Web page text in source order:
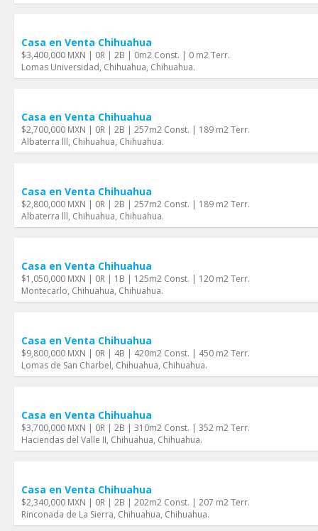
Casa en Venta Chihuahua
$3,400,000 MXN | 0R | 2B | 0m2 Const. | 0 m2 Terr.
Lomas Universidad, Chihuahua, Chihuahua.
Casa en Venta Chihuahua
$2,700,000 MXN | 0R | 2B | 257m2 Const. | 189 m2 Terr.
Albaterra lll, Chihuahua, Chihuahua.
Casa en Venta Chihuahua
$2,800,000 MXN | 0R | 2B | 257m2 Const. | 189 m2 Terr.
Albaterra lll, Chihuahua, Chihuahua.
Casa en Venta Chihuahua
$1,050,000 MXN | 0R | 1B | 125m2 Const. | 120 m2 Terr.
Montecarlo, Chihuahua, Chihuahua.
Casa en Venta Chihuahua
$9,800,000 MXN | 0R | 4B | 420m2 Const. | 450 m2 Terr.
Lomas de San Charbel, Chihuahua, Chihuahua.
Casa en Venta Chihuahua
$3,700,000 MXN | 0R | 2B | 310m2 Const. | 352 m2 Terr.
Haciendas del Valle II, Chihuahua, Chihuahua.
Casa en Venta Chihuahua
$2,340,000 MXN | 0R | 2B | 202m2 Const. | 207 m2 Terr.
Rinconada de La Sierra, Chihuahua, Chihuahua.